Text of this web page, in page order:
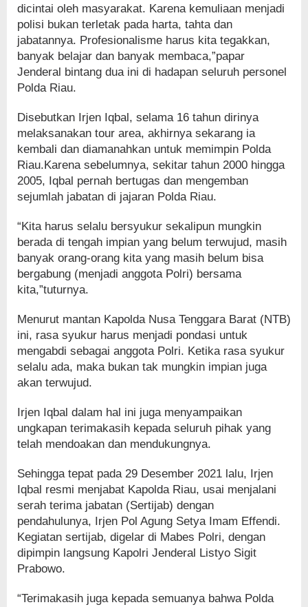
dicintai oleh masyarakat. Karena kemuliaan menjadi
polisi bukan terletak pada harta, tahta dan
jabatannya. Profesionalisme harus kita tegakkan,
banyak belajar dan banyak membaca,”papar
Jenderal bintang dua ini di hadapan seluruh personel
Polda Riau.
Disebutkan Irjen Iqbal, selama 16 tahun dirinya
melaksanakan tour area, akhirnya sekarang ia
kembali dan diamanahkan untuk memimpin Polda
Riau.Karena sebelumnya, sekitar tahun 2000 hingga
2005, Iqbal pernah bertugas dan mengemban
sejumlah jabatan di jajaran Polda Riau.
“Kita harus selalu bersyukur sekalipun mungkin
berada di tengah impian yang belum terwujud, masih
banyak orang-orang kita yang masih belum bisa
bergabung (menjadi anggota Polri) bersama
kita,”tuturnya.
Menurut mantan Kapolda Nusa Tenggara Barat (NTB)
ini, rasa syukur harus menjadi pondasi untuk
mengabdi sebagai anggota Polri. Ketika rasa syukur
selalu ada, maka bukan tak mungkin impian juga
akan terwujud.
Irjen Iqbal dalam hal ini juga menyampaikan
ungkapan terimakasih kepada seluruh pihak yang
telah mendoakan dan mendukungnya.
Sehingga tepat pada 29 Desember 2021 lalu, Irjen
Iqbal resmi menjabat Kapolda Riau, usai menjalani
serah terima jabatan (Sertijab) dengan
pendahulunya, Irjen Pol Agung Setya Imam Effendi.
Kegiatan sertijab, digelar di Mabes Polri, dengan
dipimpin langsung Kapolri Jenderal Listyo Sigit
Prabowo.
“Terimakasih juga kepada semuanya bahwa Polda